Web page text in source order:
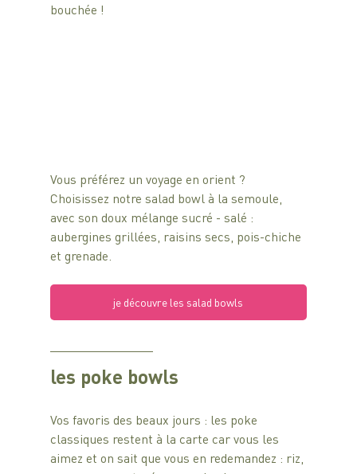
bouchée !
Vous préférez un voyage en orient ?
Choisissez notre salad bowl à la semoule,
avec son doux mélange sucré - salé :
aubergines grillées, raisins secs, pois-chiche
et grenade.
je découvre les salad bowls
les poke bowls
Vos favoris des beaux jours : les poke
classiques restent à la carte car vous les
aimez et on sait que vous en redemandez : riz,